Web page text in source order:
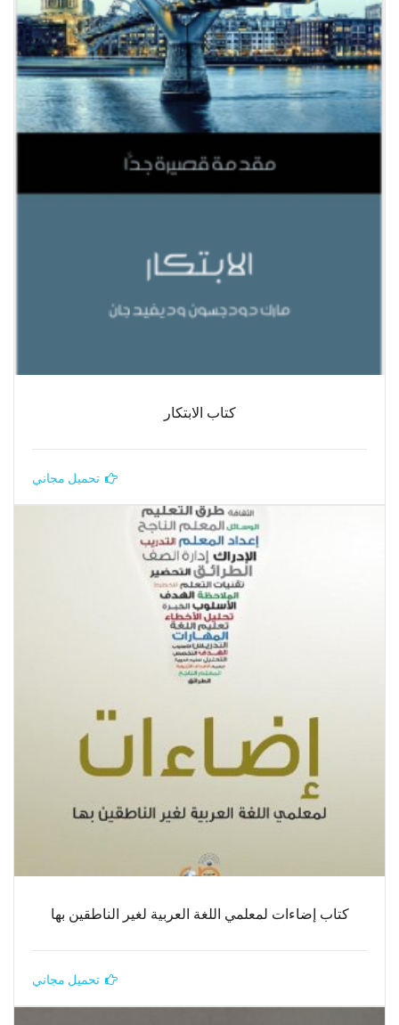
كتاب الابتكار
تحميل مجاني
كتاب إضاءات لمعلمي اللغة العربية لغير الناطقين بها
تحميل مجاني